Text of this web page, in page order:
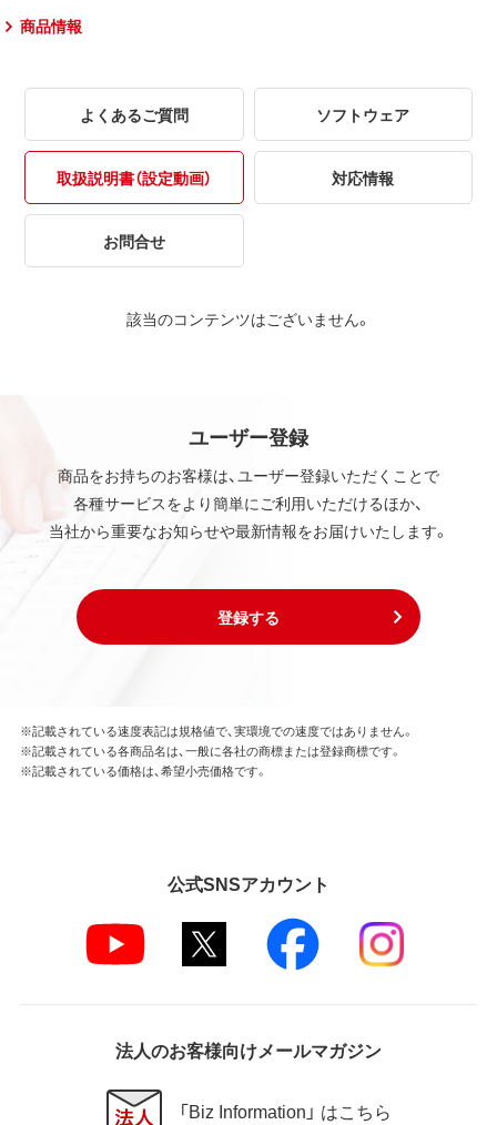
商品情報
よくあるご質問 ソフトウェア
取扱説明書（設定動画） 対応情報
お問合せ
該当のコンテンツはございません。
ユーザー登録
商品をお持ちのお客様は、ユーザー登録いただくことで
各種サービスをより簡単にご利用いただけるほか、
当社から重要なお知らせや最新情報をお届けいたします。
登録する
※記載されている速度表記は規格値で、実環境での速度ではありません。
※記載されている各商品名は、一般に各社の商標または登録商標です。
※記載されている価格は、希望小売価格です。
公式SNSアカウント
法人のお客様向けメールマガジン
「Biz Information」 はこちら